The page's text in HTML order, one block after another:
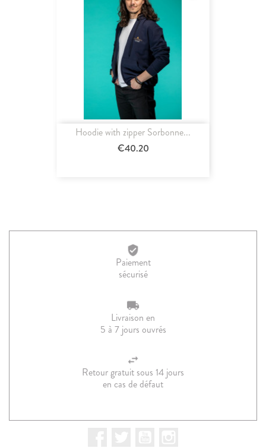
Hoodie with zipper Sorbonne...
€40.20
Paiement
sécurisé
Livraison en
5 à 7 jours ouvrés
Retour gratuit sous 14 jours
en cas de défaut